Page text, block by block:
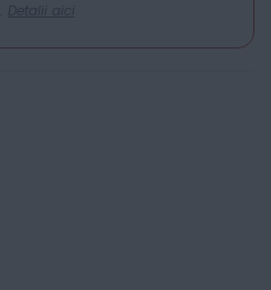
Detalii aici